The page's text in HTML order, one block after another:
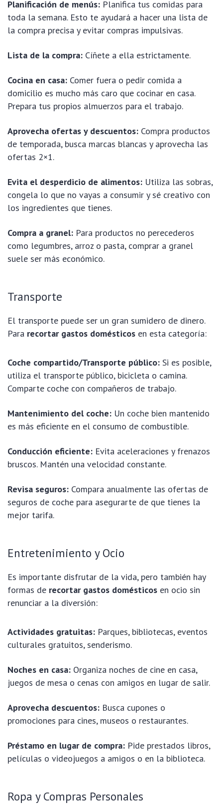
Planificación de menús: Planifica tus comidas para
toda la semana. Esto te ayudará a hacer una lista de
la compra precisa y evitar compras impulsivas.
Lista de la compra: Cíñete a ella estrictamente.
Cocina en casa: Comer fuera o pedir comida a
domicilio es mucho más caro que cocinar en casa.
Prepara tus propios almuerzos para el trabajo.
Aprovecha ofertas y descuentos: Compra productos
de temporada, busca marcas blancas y aprovecha las
ofertas 2×1.
Evita el desperdicio de alimentos: Utiliza las sobras,
congela lo que no vayas a consumir y sé creativo con
los ingredientes que tienes.
Compra a granel: Para productos no perecederos
como legumbres, arroz o pasta, comprar a granel
suele ser más económico.
Transporte
El transporte puede ser un gran sumidero de dinero.
Para recortar gastos domésticos en esta categoría:
Coche compartido/Transporte público: Si es posible,
utiliza el transporte público, bicicleta o camina.
Comparte coche con compañeros de trabajo.
Mantenimiento del coche: Un coche bien mantenido
es más eficiente en el consumo de combustible.
Conducción eficiente: Evita aceleraciones y frenazos
bruscos. Mantén una velocidad constante.
Revisa seguros: Compara anualmente las ofertas de
seguros de coche para asegurarte de que tienes la
mejor tarifa.
Entretenimiento y Ocio
Es importante disfrutar de la vida, pero también hay
formas de recortar gastos domésticos en ocio sin
renunciar a la diversión:
Actividades gratuitas: Parques, bibliotecas, eventos
culturales gratuitos, senderismo.
Noches en casa: Organiza noches de cine en casa,
juegos de mesa o cenas con amigos en lugar de salir.
Aprovecha descuentos: Busca cupones o
promociones para cines, museos o restaurantes.
Préstamo en lugar de compra: Pide prestados libros,
películas o videojuegos a amigos o en la biblioteca.
Ropa y Compras Personales